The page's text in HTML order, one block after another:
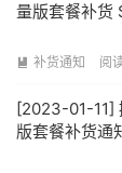
量版套餐补货
 补货通知 阅
[2023-01-11]
版套餐补货通